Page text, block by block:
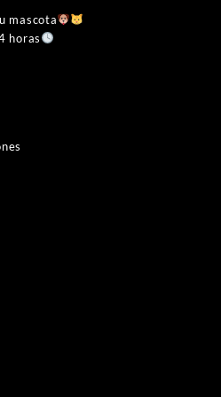
mascota
horas